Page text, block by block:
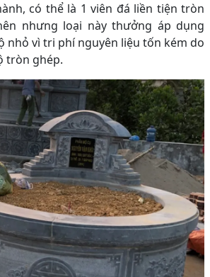
có thể là 1 viên đá liền tiện tròn
nhưng loại này thưởng áp dụng
nhỏ vì tri phí nguyên liệu tốn kém do
tròn ghép.